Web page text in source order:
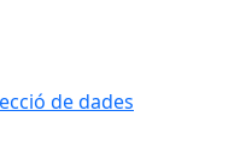
de dades